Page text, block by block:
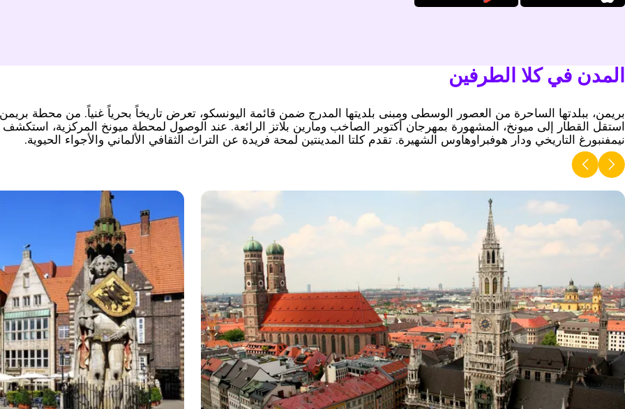
المدن في كلا الطرفين
بريمن، ببلدتها الساحرة من العصور الوسطى ومبنى بلديتها المدرج ضمن قائمة اليونسكو، تعرض تاريخاً بحرياً غنياً. من محطة بريمن
استقل القطار إلى ميونخ، المشهورة بمهرجان أكتوبر الصاخب ومارين بلاتز الرائعة. عند الوصول لمحطة ميونخ المركزية،
نيمفنبورغ التاريخي ودار هوفبراوهاوس الشهيرة. تقدم كلتا المدينتين لمحة فريدة عن التراث الثقافي الألماني والأجواء الحيوية.